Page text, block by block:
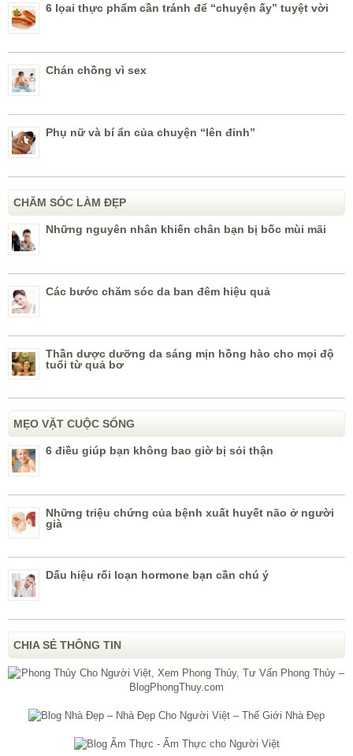
6 lọai thực phẩm cần tránh để “chuyện ấy” tuyệt vời
Chán chồng vì sex
Phụ nữ và bí ẩn của chuyện “lên đỉnh”
CHĂM SÓC LÀM ĐẸP
Những nguyên nhân khiến chân bạn bị bốc mùi mãi
Các bước chăm sóc da ban đêm hiệu quả
Thần dược dưỡng da sáng mịn hồng hào cho mọi độ
tuổi từ quả bơ
MẸO VẶT CUỘC SỐNG
6 điều giúp bạn không bao giờ bị sỏi thận
Những triệu chứng của bệnh xuất huyết não ở người
già
Dấu hiệu rối loạn hormone bạn cần chú ý
CHIA SẺ THÔNG TIN